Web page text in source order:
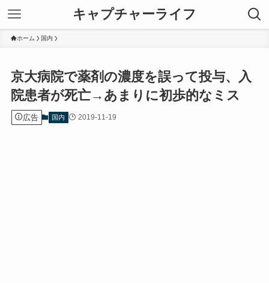
キャプチャーライフ
ホーム 国内
京大病院で薬剤の濃度を誤って投与、入
院患者が死亡→あまりに初歩的なミス
広告 国内 2019-11-19